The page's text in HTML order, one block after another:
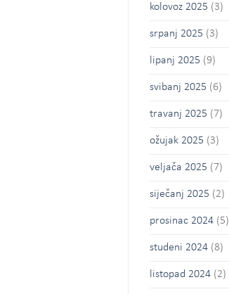
kolovoz 2025 (3)
srpanj 2025 (3)
lipanj 2025 (9)
svibanj 2025 (6)
travanj 2025 (7)
ožujak 2025 (3)
veljača 2025 (7)
siječanj 2025 (2)
prosinac 2024(5)
studeni 2024(8)
listopad 2024(2)